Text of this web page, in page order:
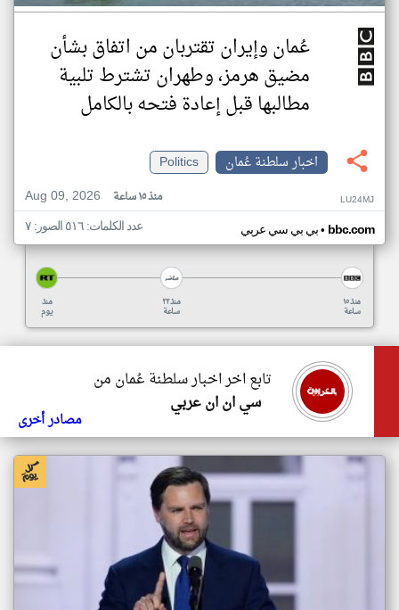
عُمان وإيران تقتربان من اتفاق بشأن
مضيق هرمز، وطهران تشترط تلبية
مطالبها قبل إعادة فتحه بالكامل
اخبار سلطنة عُمان
Politics
Aug 09, 2026
منذ ١٥ ساعة LU24MJ
بي بي سي عربي• bbc.com عدد الكلمات: ٥١٦ الصور: ٧
منذ
يوم
منذ ٢٢
ساعة
منذ ١٥
ساعة
تابع اخر اخبار سلطنة عُمان من
سي ان ان عربي
مصادر أخرى